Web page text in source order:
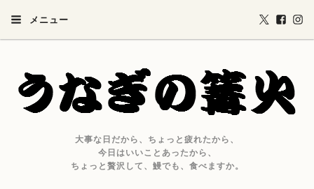
メニュー
大事な日だから、ちょっと疲れたから、
今日はいいことあったから、
ちょっと贅沢して、鰻でも、食べますか。